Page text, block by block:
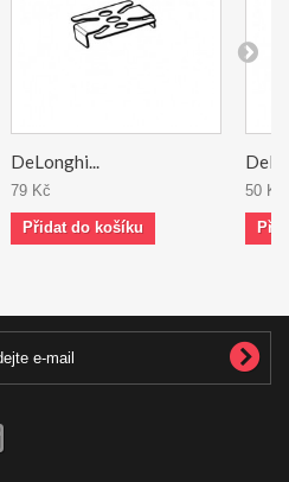
DeLonghi...
79 Kč
Přidat do košíku
50 Kč